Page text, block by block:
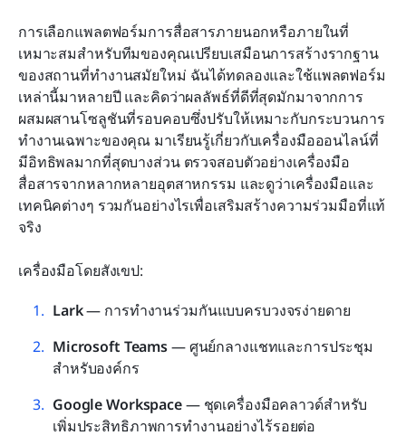
การเลือกแพลตฟอร์มการสื่อสารภายนอกหรือภายในที่
เหมาะสมสำหรับทีมของคุณเปรียบเสมือนการสร้างรากฐาน
ของสถานที่ทำงานสมัยใหม่ ฉันได้ทดลองและใช้แพลตฟอร์ม
เหล่านี้มาหลายปี และคิดว่าผลลัพธ์ที่ดีที่สุดมักมาจากการ
ผสมผสานโซลูชันที่รอบคอบซึ่งปรับให้เหมาะกับกระบวนการ
ทำงานเฉพาะของคุณ มาเรียนรู้เกี่ยวกับเครื่องมือออนไลน์ที่
มีอิทธิพลมากที่สุดบางส่วน ตรวจสอบตัวอย่างเครื่องมือ
สื่อสารจากหลากหลายอุตสาหกรรม และดูว่าเครื่องมือและ
เทคนิคต่างๆ รวมกันอย่างไรเพื่อเสริมสร้างความร่วมมือที่แท้
จริง
เครื่องมือโดยสังเขป:
Lark — การทำงานร่วมกันแบบครบวงจรง่ายดาย
Microsoft Teams — ศูนย์กลางแชทและการประชุม
สำหรับองค์กร
Google Workspace — ชุดเครื่องมือคลาวด์สำหรับ
เพิ่มประสิทธิภาพการทำงานอย่างไร้รอยต่อ